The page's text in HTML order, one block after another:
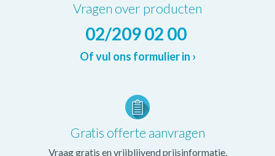
Vragen over producten
02/209 02 00
Of vul ons formulier in ›
Gratis offerte aanvragen
Vraag gratis en vrijblijvend prijsinformatie.